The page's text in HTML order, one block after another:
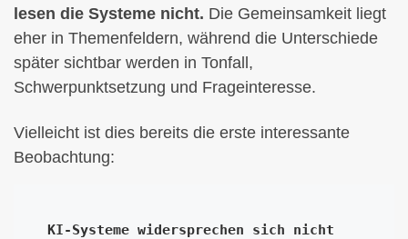
lesen die Systeme nicht. Die Gemeinsamkeit liegt
eher in Themenfeldern, während die Unterschiede
später sichtbar werden in Tonfall,
Schwerpunktsetzung und Frageinteresse.
Vielleicht ist dies bereits die erste interessante
Beobachtung:
KI-Systeme widersprechen sich nicht